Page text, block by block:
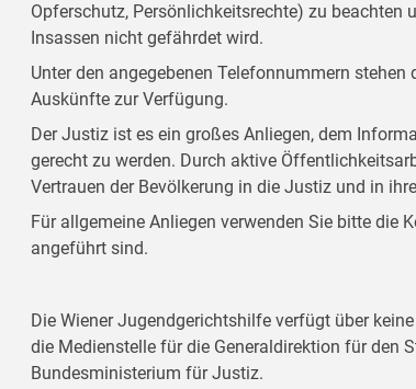
Opferschutz, Persönlichkeitsrechte) zu beachten
Insassen nicht gefährdet wird.
Unter den angegebenen Telefonnummern
Auskünfte zur Verfügung.
Der Justiz ist es ein großes Anliegen, dem
gerecht zu werden. Durch aktive
Vertrauen der Bevölkerung in die Justiz und in
Für allgemeine Anliegen verwenden Sie bitte die
angeführt sind.
Die Wiener Jugendgerichtshilfe verfügt über
die Medienstelle für die Generaldirektion für den
Bundesministerium für Justiz.